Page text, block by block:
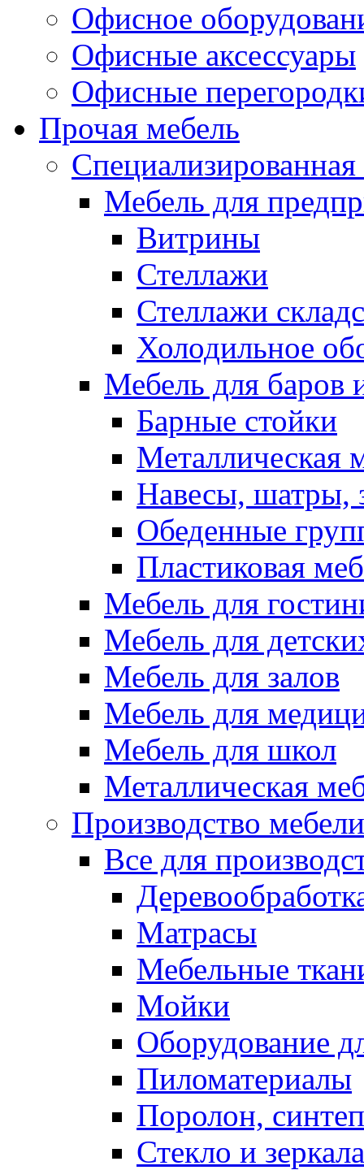
Офисное
Офисные аксессуары
Офисные
Прочая мебель
Специализированная
Мебель для
Витрины
Стеллажи
Стеллажи
Холодильное
Мебель для баров
Барные стойки
Металлическая
Навесы, шатры,
Обеденные
Пластиковая
Мебель для
Мебель для
Мебель для залов
Мебель для
Мебель для школ
Металлическая
Производство мебели
Все для
Матрасы
Мебельные
Мойки
Оборудование
Пиломатериалы
Поролон,
Стекло и зеркала